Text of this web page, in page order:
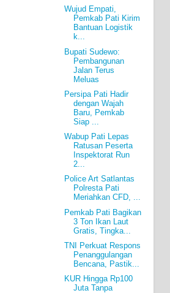
Wujud Empati,
Pemkab Pati Kirim
Bantuan Logistik
k...
Bupati Sudewo:
Pembangunan
Jalan Terus
Meluas
Persipa Pati Hadir
dengan Wajah
Baru, Pemkab
Siap ...
Wabup Pati Lepas
Ratusan Peserta
Inspektorat Run
2...
Police Art Satlantas
Polresta Pati
Meriahkan CFD, ...
Pemkab Pati Bagikan
3 Ton Ikan Laut
Gratis, Tingka...
TNI Perkuat Respons
Penanggulangan
Bencana, Pastik...
KUR Hingga Rp100
Juta Tanpa